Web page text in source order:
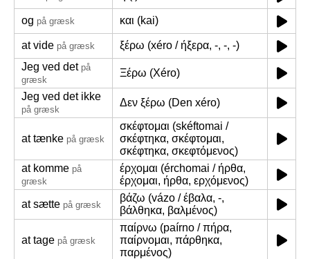
og på græsk και (kai)
at vide på græsk
ξέρω (xéro / ήξερα, -, -, -)
Jeg ved det på
græsk
Ξέρω (Xéro)
Jeg ved det ikke
på græsk
Δεν ξέρω (Den xéro)
at tænke på græsk
σκέφτομαι (skéftomai /
σκέφτηκα, σκέφτομαι,
σκέφτηκα, σκεφτόμενος)
at komme på
græsk
έρχομαι (érchomai / ήρθα,
έρχομαι, ήρθα, ερχόμενος)
at sætte på græsk
βάζω (vázo / έβαλα, -,
βάλθηκα, βαλμένος)
at tage på græsk
παίρνω (paírno / πήρα,
παίρνομαι, πάρθηκα,
παρμένος)